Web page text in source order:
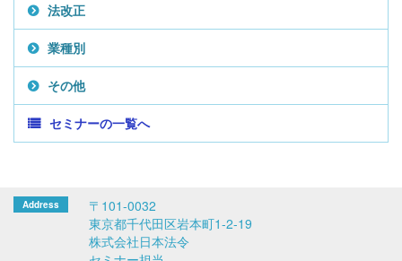
法改正
業種別
その他
セミナーの一覧へ
〒101-0032
東京都千代田区岩本町1-2-19
株式会社日本法令